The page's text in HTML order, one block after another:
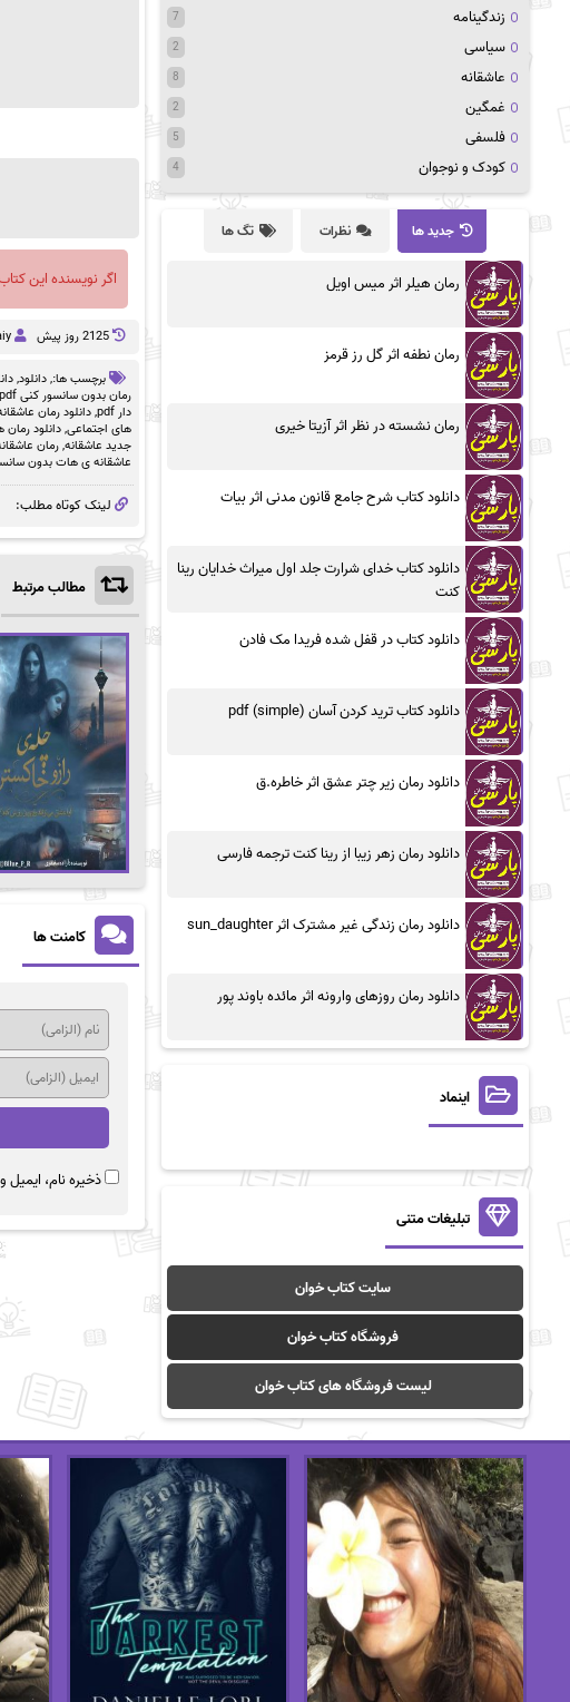
اگر نویسنده این
2125 روز پيش
برچسب ها:,دانلود,
رمان بدون سانسور کنی pdf
دار pdf
,دانلود رمان
های اجتماعی,دانلود
جدید عاشقانه,رمان
عاشقانه ی هات بدون
لینک کوتاه مطلب:
مطالب مرتبط
کامنت ها
ذخیره نام،
زندگینامه 7
سیاسی 2
عاشقانه 8
غمگین 2
فلسفی 5
کودک و نوجوان 4
جدید ها نظرات تگ ها
رمان هیلر اثر میس اویل
رمان نطفه اثر گل رز قرمز
رمان نشسته در نظر اثر آزیتا خیری
دانلود کتاب شرح جامع قانون مدنی اثر بیات
دانلود کتاب خدای شرارت جلد اول میراث خدایان رینا
کنت
دانلود کتاب در قفل شده فریدا مک فادن
دانلود کتاب ترید کردن آسان (simple) pdf
دانلود رمان زیر چتر عشق اثر خاطره.ق
دانلود رمان زهر زیبا از رینا کنت ترجمه فارسی
دانلود رمان زندگی غیر مشترک اثر sun_daughter
دانلود رمان روزهای وارونه اثر مائده باوند پور
اینماد
تبلیغات متنی
سایت کتاب خوان
فروشگاه کتاب خوان
لیست فروشگاه های کتاب خوان